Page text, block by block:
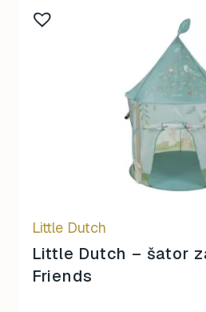
Little Dutch
Little Dutch – šator
Friends